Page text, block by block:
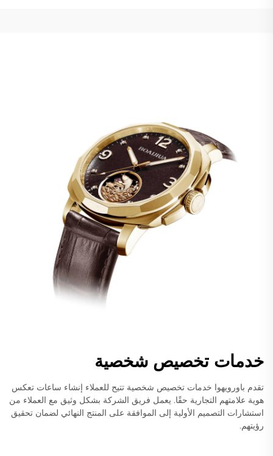
خدمات تخصيص شخصية
تقدم باورويهوا خدمات تخصيص شخصية تتيح للعملاء إنشاء ساعات تعكس
هوية علامتهم التجارية حقًا. يعمل فريق الشركة بشكل وثيق مع العملاء من
استشارات التصميم الأولية إلى الموافقة على المنتج النهائي لضمان تحقيق
رؤيتهم.